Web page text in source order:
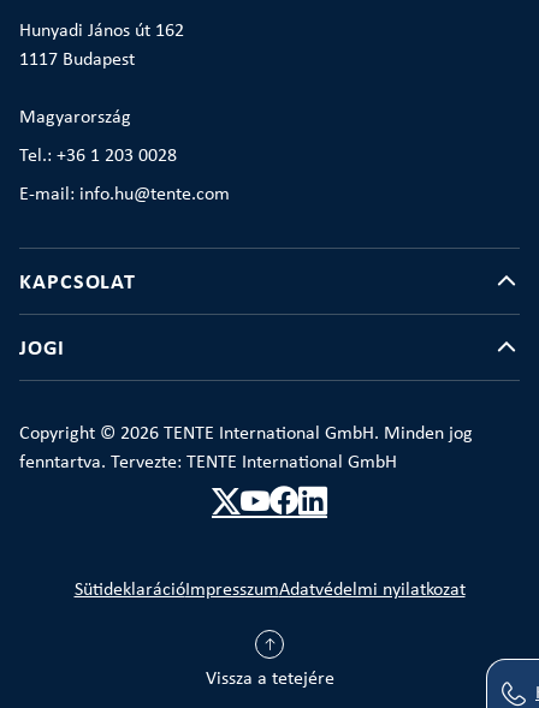
Hunyadi János út 162
1117 Budapest
Magyarország
Tel.: +36 1 203 0028
E-mail: info.hu@tente.com
KAPCSOLAT
JOGI
Copyright © 2026 TENTE International GmbH. Minden jog
fenntartva. Tervezte: TENTE International GmbH
Vissza a tetejére
SütideklarációImpresszumAdatvédelmi nyilatkozat